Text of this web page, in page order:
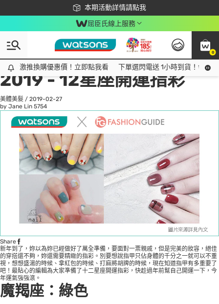
本期活動詳情請點我
下載app最高回饋$350
屈臣氏線上服務
0
激推換購優惠價！立即點我看
激推換購優惠價！立即點我看 下單選閃電送 1小時到貨！領神
All
話題趨勢
2019 - 12星座開運指彩
美體美髮 / 2019-02-27
by Jane Lin 5754
Share
新年到了，妳以為妳已經做好了萬全準備，要面對一票親戚，但是完美的妝容，絕佳
的穿搭還不夠，妳還需要精緻的指彩。別要想說指甲只佔身體的千分之一就可以不重
視，想想盛湯的時候、拿紅包的時候、打麻將胡牌的時候，現在知道指甲有多重要了
吧！最貼心的編輯為大家準備了十二星座開運指彩，快趁過年前幫自己開運一下，今
年運氣強強滾。
魔羯座：綠色